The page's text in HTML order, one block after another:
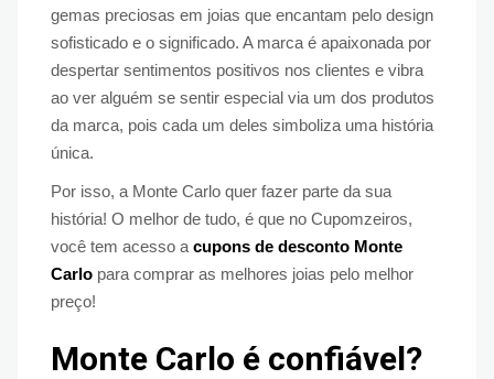
gemas preciosas em joias que encantam pelo design
sofisticado e o significado. A marca é apaixonada por
despertar sentimentos positivos nos clientes e vibra
ao ver alguém se sentir especial via um dos produtos
da marca, pois cada um deles simboliza uma história
única.
Por isso, a Monte Carlo quer fazer parte da sua
história! O melhor de tudo, é que no Cupomzeiros,
você tem acesso a cupons de desconto Monte
Carlo para comprar as melhores joias pelo melhor
preço!
Monte Carlo é confiável?